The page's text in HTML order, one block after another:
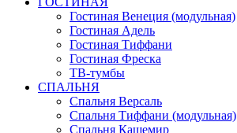
Гостиная Венеция (модульная)
Гостиная Адель
Гостиная Тиффани
Гостиная Фреска
ТВ-тумбы
СПАЛЬНЯ
Спальня Версаль
Спальня Тиффани (модульная)
Спальня Кашемир